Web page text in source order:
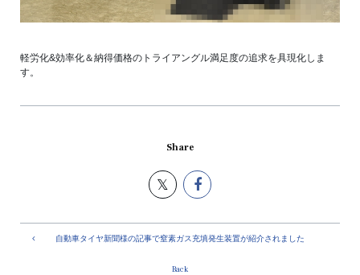
軽労化&効率化＆納得価格のトライアングル満足度の追求を具現化しま
す。
Share
自動車タイヤ新聞様の記事で窒素ガス充填発生装置が紹介されました
Back